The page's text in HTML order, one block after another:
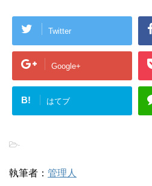
Twitter
Google+
B! はてブ
-
執筆者： 管理人